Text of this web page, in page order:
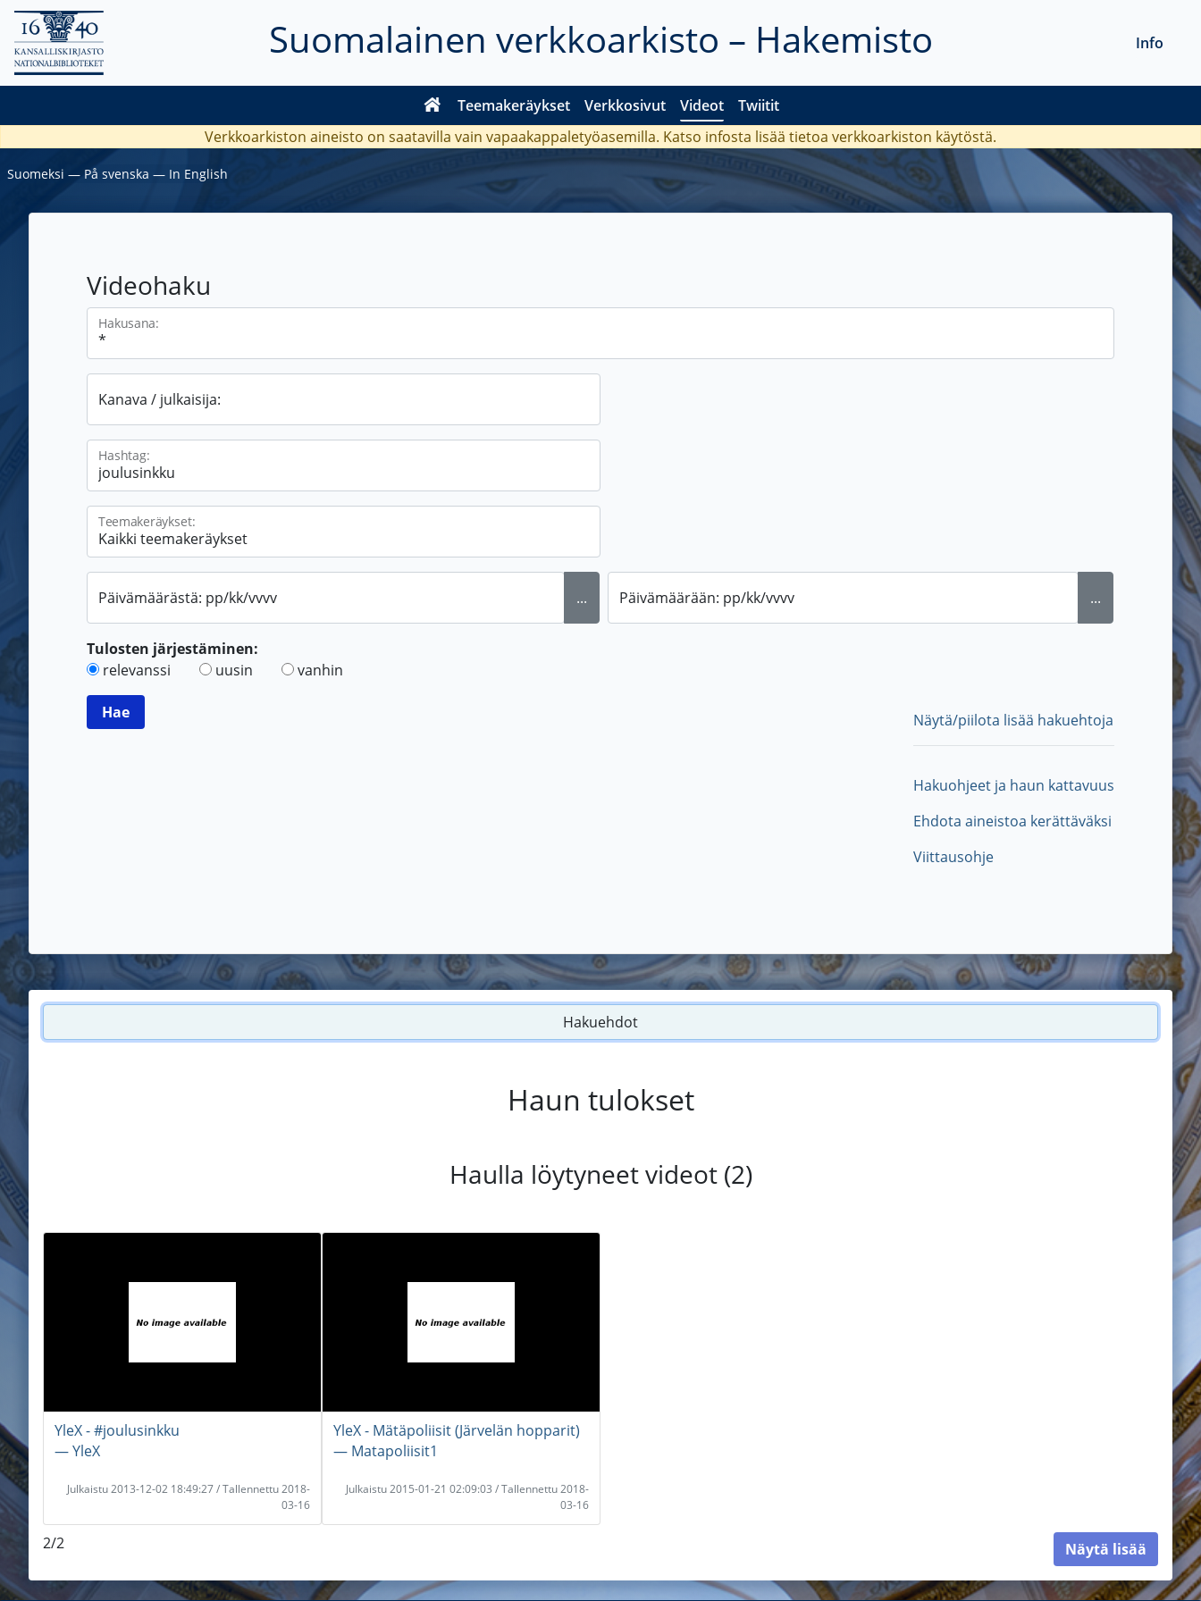
Suomalainen verkkoarkisto – Hakemisto
Teemakeräykset Verkkosivut Videot Twiitit
Info
Verkkoarkiston aineisto on saatavilla vain vapaakappaletyöasemilla. Katso infosta lisää tietoa verkkoarkiston käytöstä.
Suomeksi ― På svenska ― In English
Videohaku
Hakusana:
Kanava / julkaisija:
Hashtag:
Teemakeräykset:
Päivämäärästä: pp/kk/vvvv ... Päivämäärään: pp/kk/vvvv ...
Tulosten järjestäminen:
relevanssi
uusin vanhin
Näytä/piilota lisää hakuehtoja
Hakuohjeet ja haun kattavuus
Ehdota aineistoa kerättäväksi
Viittausohje
Hakuehdot
Haun tulokset
Haulla löytyneet videot (2)
YleX - #joulusinkku
― YleX
Julkaistu 2013-12-02 18:49:27 / Tallennettu 2018-
03-16
YleX - Mätäpoliisit (Järvelän hopparit)
― Matapoliisit1
Julkaistu 2015-01-21 02:09:03 / Tallennettu 2018-
03-16
2/2 Näytä lisää